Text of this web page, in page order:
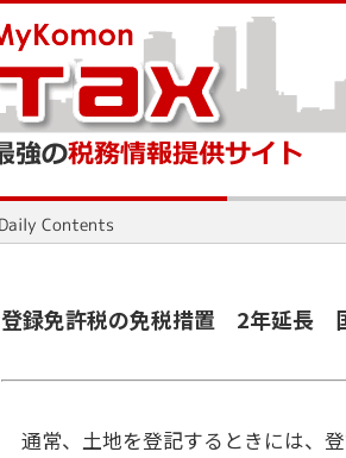
登録免許税の免税措置 2年延長
通常、土地を登記するときには、登